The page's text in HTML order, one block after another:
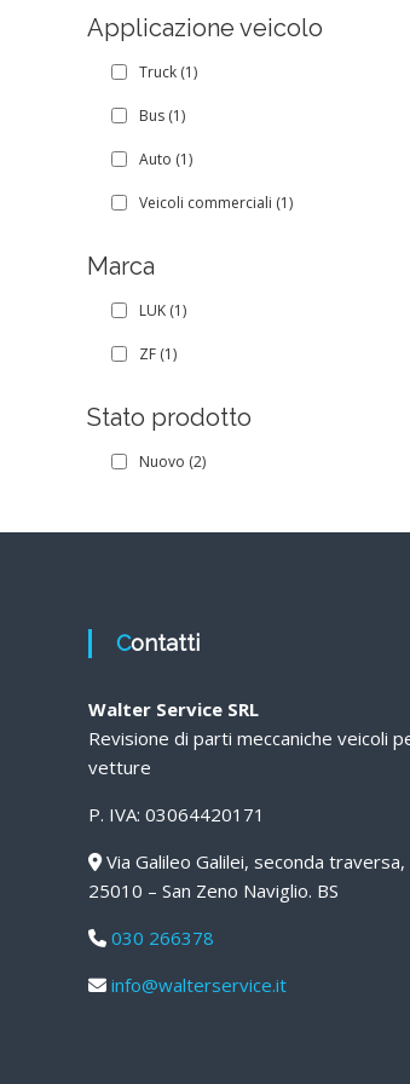
Applicazione veicolo
Truck (1)
Bus (1)
Auto (1)
Veicoli commerciali (1)
Marca
LUK (1)
ZF (1)
Stato prodotto
Nuovo (2)
Contatti
Walter Service SRL
Revisione di parti meccaniche veicoli
vetture
P. IVA: 03064420171
Via Galileo Galilei, seconda traversa,
25010 – San Zeno Naviglio. BS
030 266378
info@walterservice.it